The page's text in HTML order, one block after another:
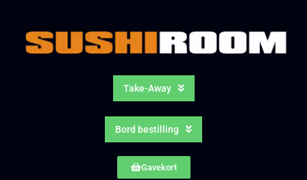
Take-Away
Bord bestilling
Gavekort